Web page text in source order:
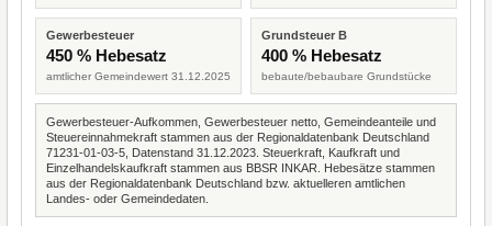
Gewerbesteuer
450 % Hebesatz
amtlicher Gemeindewert 31.12.2025
Grundsteuer B
400 % Hebesatz
bebaute/bebaubare Grundstücke
Gewerbesteuer-Aufkommen, Gewerbesteuer netto, Gemeindeanteile und
Steuereinnahmekraft stammen aus der Regionaldatenbank Deutschland
71231-01-03-5, Datenstand 31.12.2023. Steuerkraft, Kaufkraft und
Einzelhandelskaufkraft stammen aus BBSR INKAR. Hebesätze stammen
aus der Regionaldatenbank Deutschland bzw. aktuelleren amtlichen
Landes- oder Gemeindedaten.